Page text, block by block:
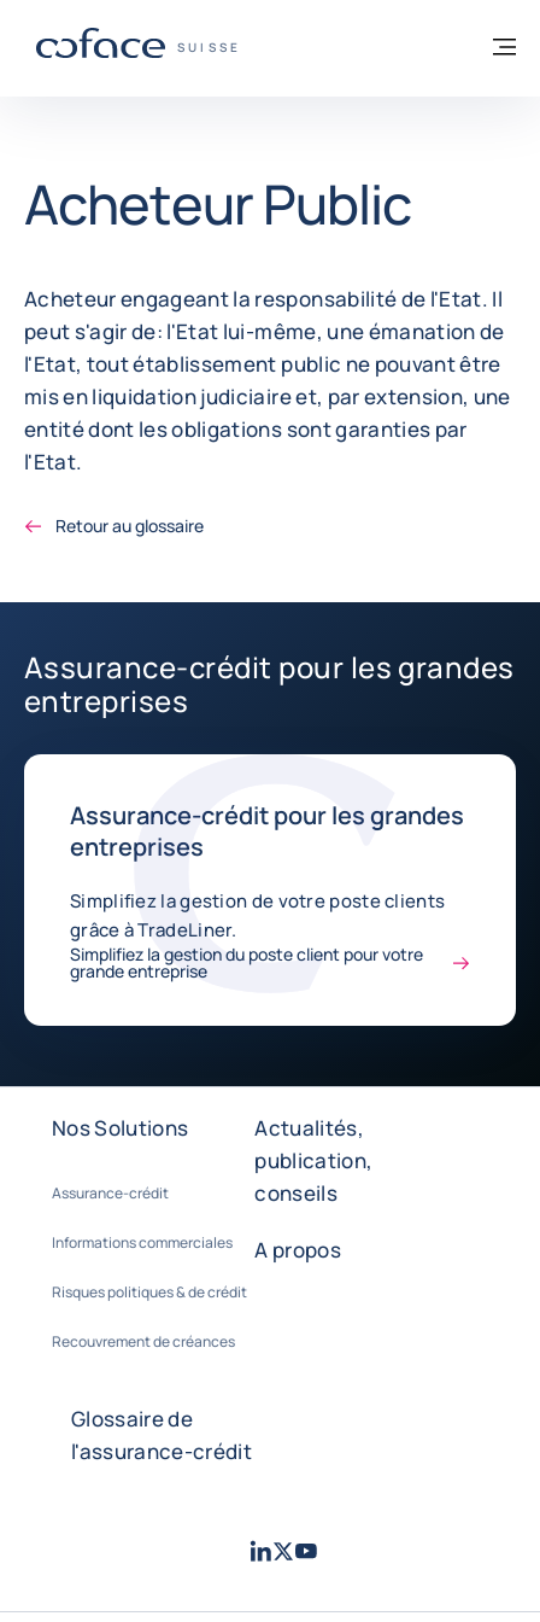
COFACE, FOR TRADE - PAGE D'ACCUEIL
SUISSE
Retour à la page d'accueil
Acheteur Public
Acheteur engageant la responsabilité de l'Etat. Il
peut s'agir de: l'Etat lui-même, une émanation de
l'Etat, tout établissement public ne pouvant être
mis en liquidation judiciaire et, par extension, une
entité dont les obligations sont garanties par
l'Etat.
Retour au glossaire
Assurance-crédit pour les grandes
entreprises
Assurance-crédit pour les grandes
entreprises
Simplifiez la gestion de votre poste clients
grâce à TradeLiner.
Simplifiez la gestion du poste client pour votre
grande entreprise
Nos Solutions
Assurance-crédit
Informations commerciales
Risques politiques & de crédit
Recouvrement de créances
Actualités,
publication,
conseils
A propos
Glossaire de
l'assurance-crédit
LinkedIn
TwitterYoutube